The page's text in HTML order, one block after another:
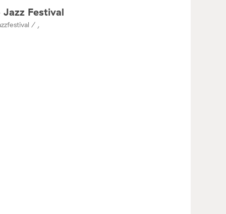
Jazz Festival
/ ,